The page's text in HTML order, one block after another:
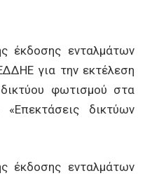
έκδοσης ενταλμάτων
για την εκτέλεση
φωτισμού στα
δικτύων
έκδοσης ενταλμάτων